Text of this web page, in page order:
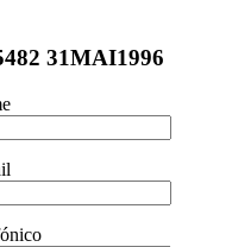
31MAI1996